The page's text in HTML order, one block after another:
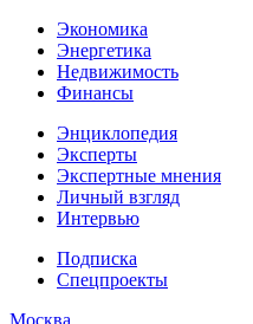
Экономика
Энергетика
Недвижимость
Финансы
Энциклопедия
Эксперты
Экспертные мнения
Личный взгляд
Интервью
Подписка
Спецпроекты
Москва